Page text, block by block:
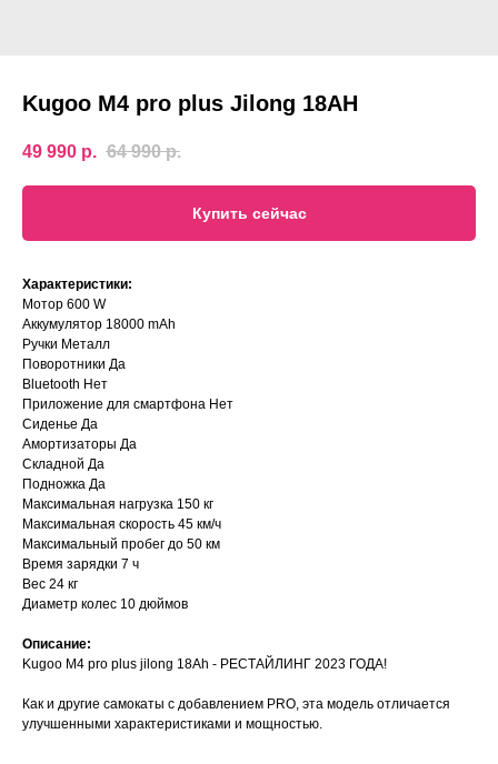
Kugoo M4 pro plus Jilong 18AH
49 990 р. 64 990 р.
Купить сейчас
Характериcтики:
Мотор 600 W
Аккумулятор 18000 mAh
Ручки Металл
Поворотники Да
Bluetooth Нет
Приложение для смартфона Нет
Сиденье Да
Амортизаторы Да
Складной Да
Подножка Да
Максимальная нагрузка 150 кг
Максимальная скорость 45 км/ч
Максимальный пробег до 50 км
Время зарядки 7 ч
Вес 24 кг
Диаметр колес 10 дюймов
Описание:
Kugoo M4 pro plus jilong 18Ah - РЕСТАЙЛИНГ 2023 ГОДА!
Как и другие самокаты с добавлением PRO, эта модель отличается
улучшенными характеристиками и мощностью.